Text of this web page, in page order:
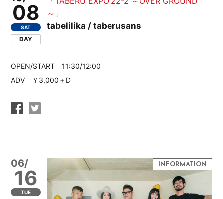
08
SAT
DAY
～」
tabelilika / taberusans
OPEN/START 11:30/12:00
ADV ￥3,000＋D
06/
16
TUE